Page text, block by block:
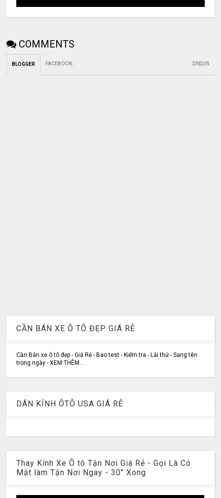
COMMENTS
BLOGGER FACEBOOK: DISQUS
CẦN BÁN XE Ô TÔ ĐẸP GIÁ RẺ
Cần Bán xe ô tô đẹp - Giá Rẻ - Bao test - Kiểm tra - Lái thử - Sang tên
trong ngày - XEM THÊM...
DÁN KÍNH ÔTÔ USA GIÁ RẺ
Thay Kính Xe Ô tô Tận Nơi Giá Rẻ - Gọi Là Có
Mặt làm Tận Nơi Ngay - 30" Xong